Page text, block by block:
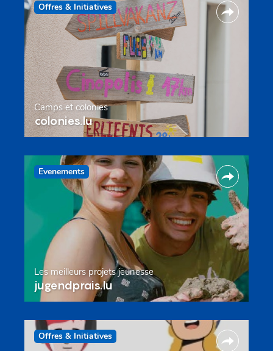
Offres & Initiatives
Camps et colonies
colonies.lu
Evenements
Les meilleurs projets jeunesse
jugendprais.lu
Offres & Initiatives